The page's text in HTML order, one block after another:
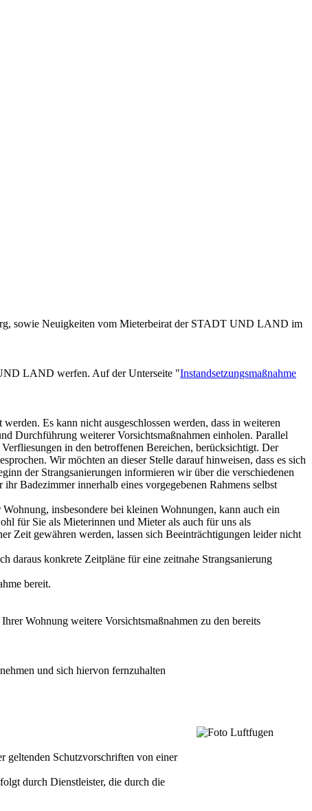
sowie Neuigkeiten vom Mieterbeirat der STADT UND LAND im
UND LAND werfen. Auf der Unterseite "Instandsetzungsmaßnahme
Es kann nicht ausgeschlossen werden, dass in weiteren
Durchführung weiterer Vorsichtsmaßnahmen einholen. Parallel
in den betroffenen Bereichen, berücksichtigt. Der
Wir möchten an dieser Stelle darauf hinweisen, dass es sich
der Strangsanierungen informieren wir über die verschiedenen
Badezimmer innerhalb eines vorgegebenen Rahmens selbst
insbesondere bei kleinen Wohnungen, kann auch ein
für Sie als Mieterinnen und Mieter als auch für uns als
Zeit gewähren werden, lassen sich Beeinträchtigungen leider nicht
daraus konkrete Zeitpläne für eine zeitnahe Strangsanierung
bereit.
Wohnung weitere Vorsichtsmaßnahmen zu den bereits
und sich hiervon fernzuhalten
geltenden Schutzvorschriften von einer
durch Dienstleister, die durch die